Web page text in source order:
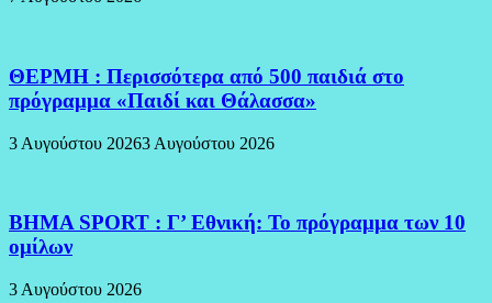
ΘΕΡΜΗ : Περισσότερα από 500 παιδιά στο
πρόγραμμα «Παιδί και Θάλασσα»
3 Αυγούστου 20263 Αυγούστου 2026
BHMA SPORT : Γ’ Εθνική: Το πρόγραμμα των 10
ομίλων
3 Αυγούστου 2026